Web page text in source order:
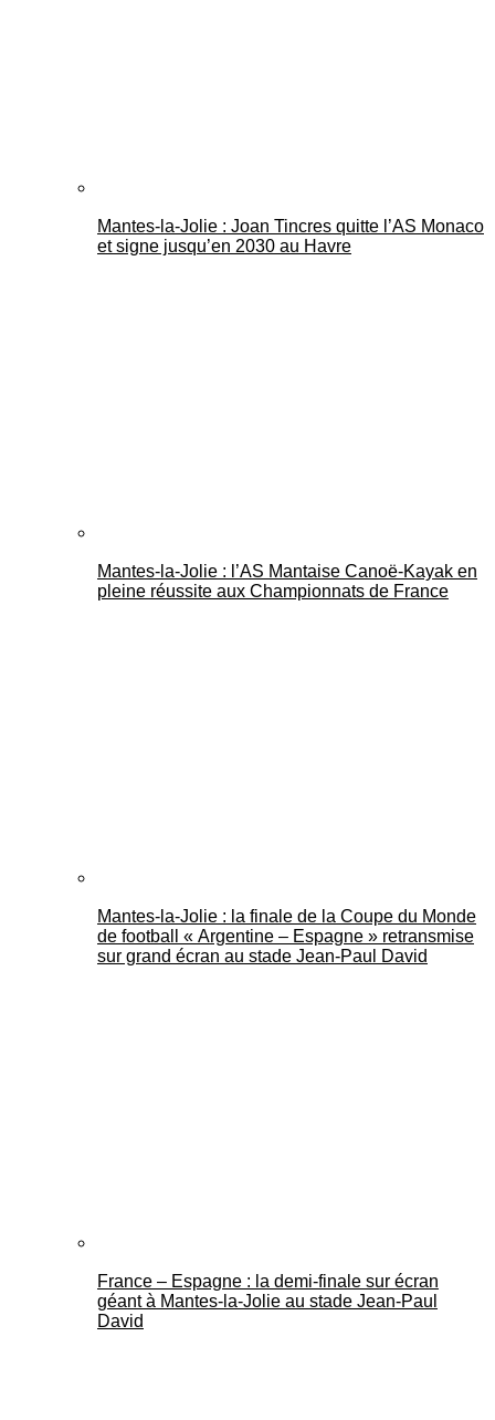
Mantes-la-Jolie : Joan Tincres quitte l’AS Monaco
et signe jusqu’en 2030 au Havre
Mantes-la-Jolie : l’AS Mantaise Canoë‑Kayak en
pleine réussite aux Championnats de France
Mantes-la-Jolie : la finale de la Coupe du Monde
de football « Argentine – Espagne » retransmise
sur grand écran au stade Jean-Paul David
France – Espagne : la demi-finale sur écran
géant à Mantes-la-Jolie au stade Jean-Paul
David